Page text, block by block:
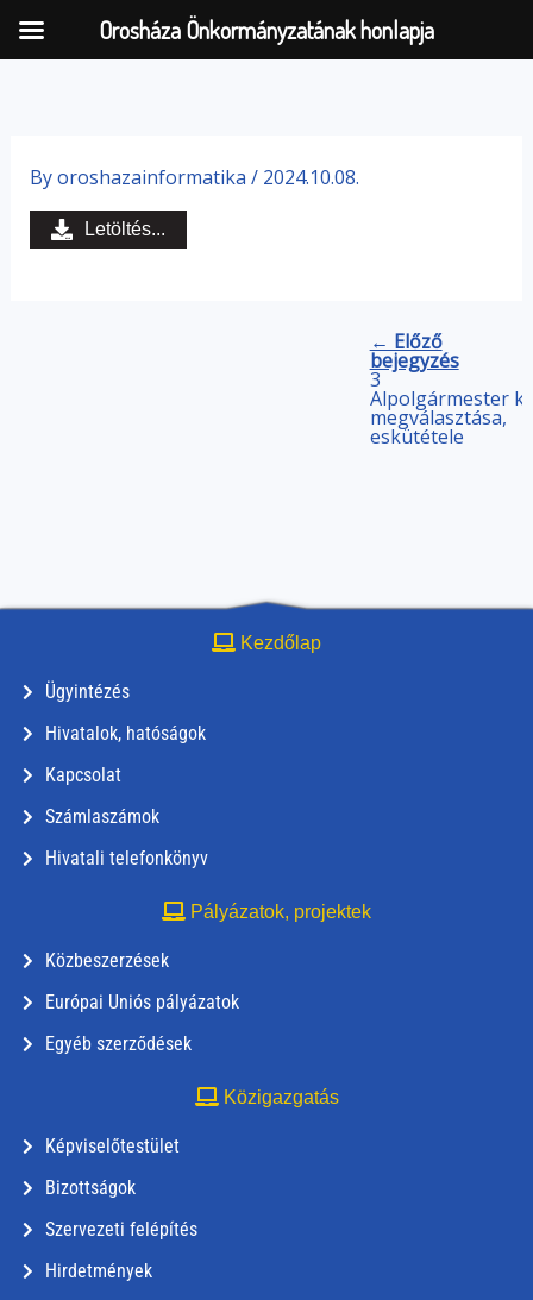
content
Byoroshazainformatika / 2024.10.08.
Letöltés...
← Előző
bejegyzés
3
Alpolgármester
megválasztása,
eskütétele
Kezdőlap
Ügyintézés
Hivatalok, hatóságok
Kapcsolat
Számlaszámok
Hivatali telefonkönyv
Pályázatok, projektek
Közbeszerzések
Európai Uniós pályázatok
Egyéb szerződések
Közigazgatás
Képviselőtestület
Bizottságok
Szervezeti felépítés
Hirdetmények
Orosháza Önkormányzatának honlapja